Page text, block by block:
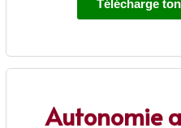
Télécharge
Autonomie